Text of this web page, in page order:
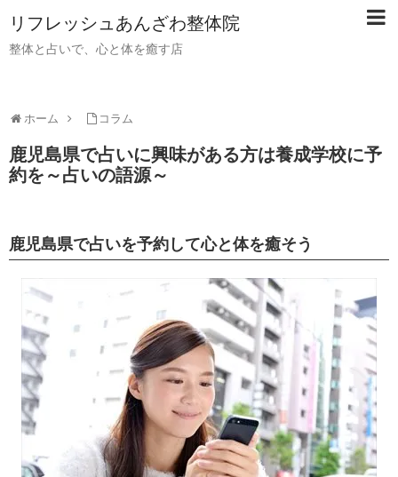
リフレッシュあんざわ整体院
整体と占いで、心と体を癒す店
ホーム コラム
鹿児島県で占いに興味がある方は養成学校に予
約を～占いの語源～
鹿児島県で占いを予約して心と体を癒そう